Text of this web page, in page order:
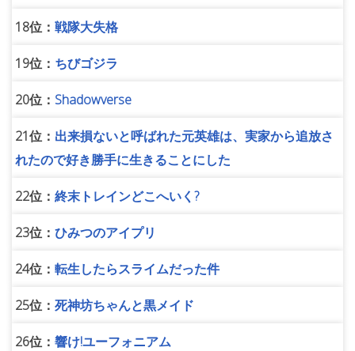
18位： 戦隊大失格
19位： ちびゴジラ
20位： Shadowverse
21位： 出来損ないと呼ばれた元英雄は、実家から追放さ
れたので好き勝手に生きることにした
22位： 終末トレインどこへいく?
23位： ひみつのアイプリ
24位： 転生したらスライムだった件
25位： 死神坊ちゃんと黒メイド
26位：響け!ユーフォニアム